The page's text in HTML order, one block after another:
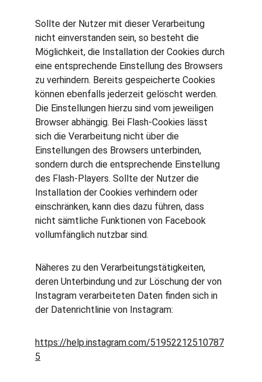
Sollte der Nutzer mit dieser Verarbeitung
nicht einverstanden sein, so besteht die
Möglichkeit, die Installation der Cookies durch
eine entsprechende Einstellung des Browsers
zu verhindern. Bereits gespeicherte Cookies
können ebenfalls jederzeit gelöscht werden.
Die Einstellungen hierzu sind vom jeweiligen
Browser abhängig. Bei Flash-Cookies lässt
sich die Verarbeitung nicht über die
Einstellungen des Browsers unterbinden,
sondern durch die entsprechende Einstellung
des Flash-Players. Sollte der Nutzer die
Installation der Cookies verhindern oder
einschränken, kann dies dazu führen, dass
nicht sämtliche Funktionen von Facebook
vollumfänglich nutzbar sind.
Näheres zu den Verarbeitungstätigkeiten,
deren Unterbindung und zur Löschung der von
Instagram verarbeiteten Daten finden sich in
der Datenrichtlinie von Instagram:
https://help.instagram.com/51952212510787
5